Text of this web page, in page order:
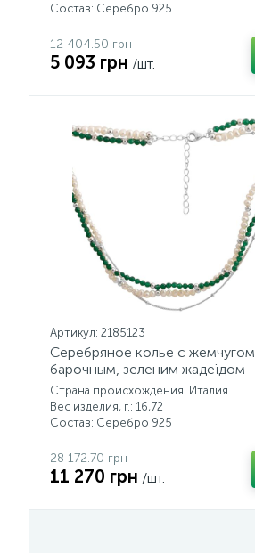
Состав: Серебро 925
12 404.50 грн
5 093 грн /шт.
Артикул: 2185123
Серебряное колье с жемчугом
барочным, зеленим жадеїдом
Страна происхождения: Италия
Вес изделия, г.: 16,72
Состав: Серебро 925
28 172.70 грн
11 270 грн /шт.